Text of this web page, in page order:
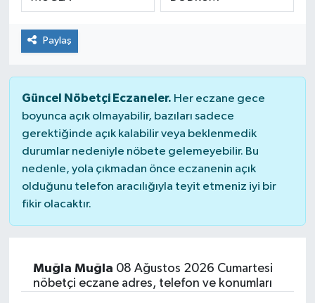
Paylaş
Güncel Nöbetçi Eczaneler. Her eczane gece
boyunca açık olmayabilir, bazıları sadece
gerektiğinde açık kalabilir veya beklenmedik
durumlar nedeniyle nöbete gelemeyebilir. Bu
nedenle, yola çıkmadan önce eczanenin açık
olduğunu telefon aracılığıyla teyit etmeniz iyi bir
fikir olacaktır.
Muğla Muğla 08 Ağustos 2026 Cumartesi
nöbetçi eczane adres, telefon ve konumları
HABERDE İNSAN
BİLİM VE TEKNOLOJİ
KAMPANYALAR
KÜLTÜR-SANAT
ÖZEL HABER